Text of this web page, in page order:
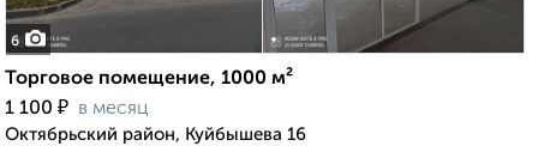
6
Торговое помещение, 1000 м²
1 100 ₽ в месяц
Октябрьский район, Куйбышева 16